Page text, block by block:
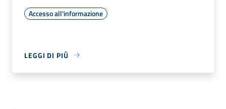
Accesso all'informazione
LEGGI DI PIÙ